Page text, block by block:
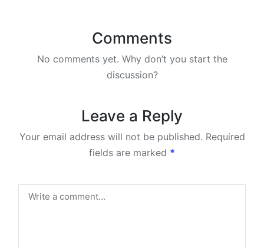
Comments
No comments yet. Why don’t you start the
discussion?
Leave a Reply
Your email address will not be published. Required
fields are marked *